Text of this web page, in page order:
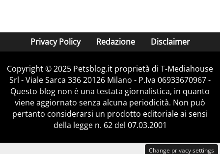
Privacy Policy Redazione Disclaimer
Copyright © 2025 Petsblog.it proprietà di T-Mediahouse
Srl - Viale Sarca 336 20126 Milano - P.Iva 06933670967 -
Questo blog non è una testata giornalistica, in quanto
viene aggiornato senza alcuna periodicità. Non può
pertanto considerarsi un prodotto editoriale ai sensi
della legge n. 62 del 07.03.2001
Change privacy settings